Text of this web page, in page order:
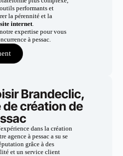
performants et
la pérennité et la
internet.
expertise pour vous
à pessac.
Brandeclic,
création de
dans la création
agence à pessac a su se
grâce à des
et un service client